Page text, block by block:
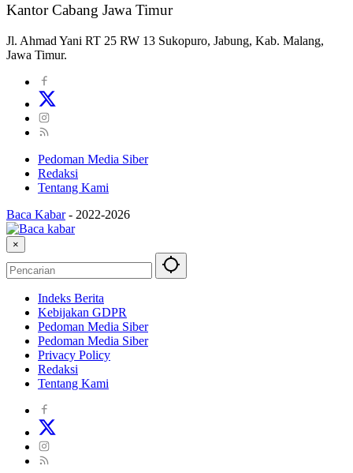
Kantor Cabang Jawa Timur
Jl. Ahmad Yani RT 25 RW 13 Sukopuro, Jabung, Kab. Malang,
Jawa Timur.
Pedoman Media Siber
Redaksi
Tentang Kami
Baca Kabar - 2022-2026
×
Indeks Berita
Kebijakan GDPR
Pedoman Media Siber
Pedoman Media Siber
Privacy Policy
Redaksi
Tentang Kami